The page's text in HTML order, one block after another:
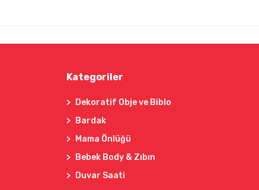
Kategoriler
Dekoratif Obje ve Biblo
Bardak
Mama Önlüğü
Bebek Body & Zıbın
Duvar Saati